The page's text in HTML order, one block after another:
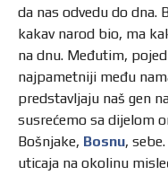
da nas odvedu do dna.
kakav narod bio, ma
na dnu. Međutim,
najpametniji među
predstavljaju naš gen
susrećemo sa dijelom
Bošnjake, Bosnu,
uticaja na okolinu